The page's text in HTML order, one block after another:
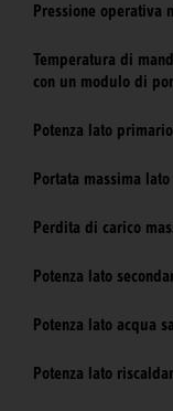
Pressione operativa
Temperatura di
con un modulo di
Potenza lato
Portata massima
Perdita di carico
Potenza lato
Potenza lato acqua
Potenza lato